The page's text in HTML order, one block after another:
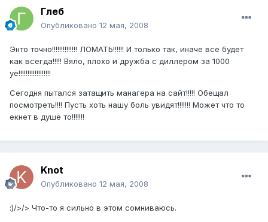
Глеб
Опубликовано 12 мая, 2008
Энто точно!!!!!!!!!!!!!! ЛОМАТЬ!!!!!! И только так, иначе все будет
как всегда!!!!! Вяло, плохо и дружба с диллером за 1000
уё!!!!!!!!!!!!!!!!!!
Сегодня пытался затащить манагера на сайт!!!!! Обещал
посмотреть!!!! Пусть хоть нашу боль увидят!!!!!!! Может что то
екнет в душе то!!!!!!!
Knot
Опубликовано 12 мая, 2008
:)/>/> Что-то я сильно в этом сомниваюсь.